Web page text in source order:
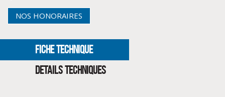
NOS HONORAIRES
FICHE TECHNIQUE
DETAILS TECHNIQUES